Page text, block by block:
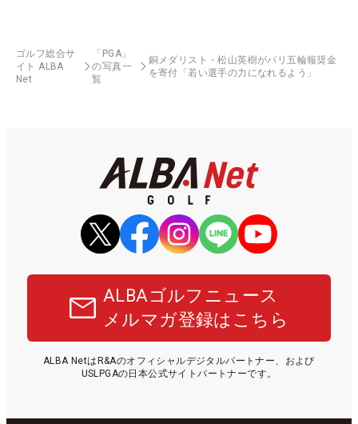
ゴルフ総合サ
イト ALBA
Net
「PGA」
の写真一
覧
銅メダリスト・松山英樹がパリ五輪報奨金
を寄付「若い選手の力になれるよう」
ALBAゴルフニュース
メルマガ登録はこちら
ALBA NetはR&Aのオフィシャルデジタルパートナー、および
USLPGAの日本公式サイトパートナーです。